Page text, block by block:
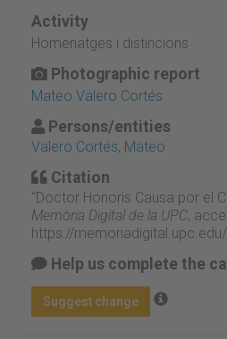
Activity
Homenatges i distincions
Photographic report
Mateo Valero Cortés
Persons/entities
Valero Cortés, Mateo
Citation
“Doctor Honoris Causa por el
Memòria Digital de la UPC,
https://
Help us complete the
Suggest change